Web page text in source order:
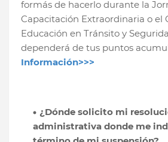
formás de hacerlo durante la
Capacitación Extraordinaria o el
Educación en Tránsito y
dependerá de tus puntos
Información>>>
¿Dónde solicito mi
administrativa donde me